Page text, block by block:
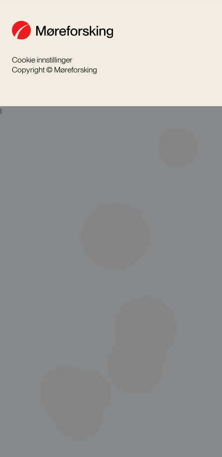
Cookie innstillinger
Copyright © Møreforsking
I